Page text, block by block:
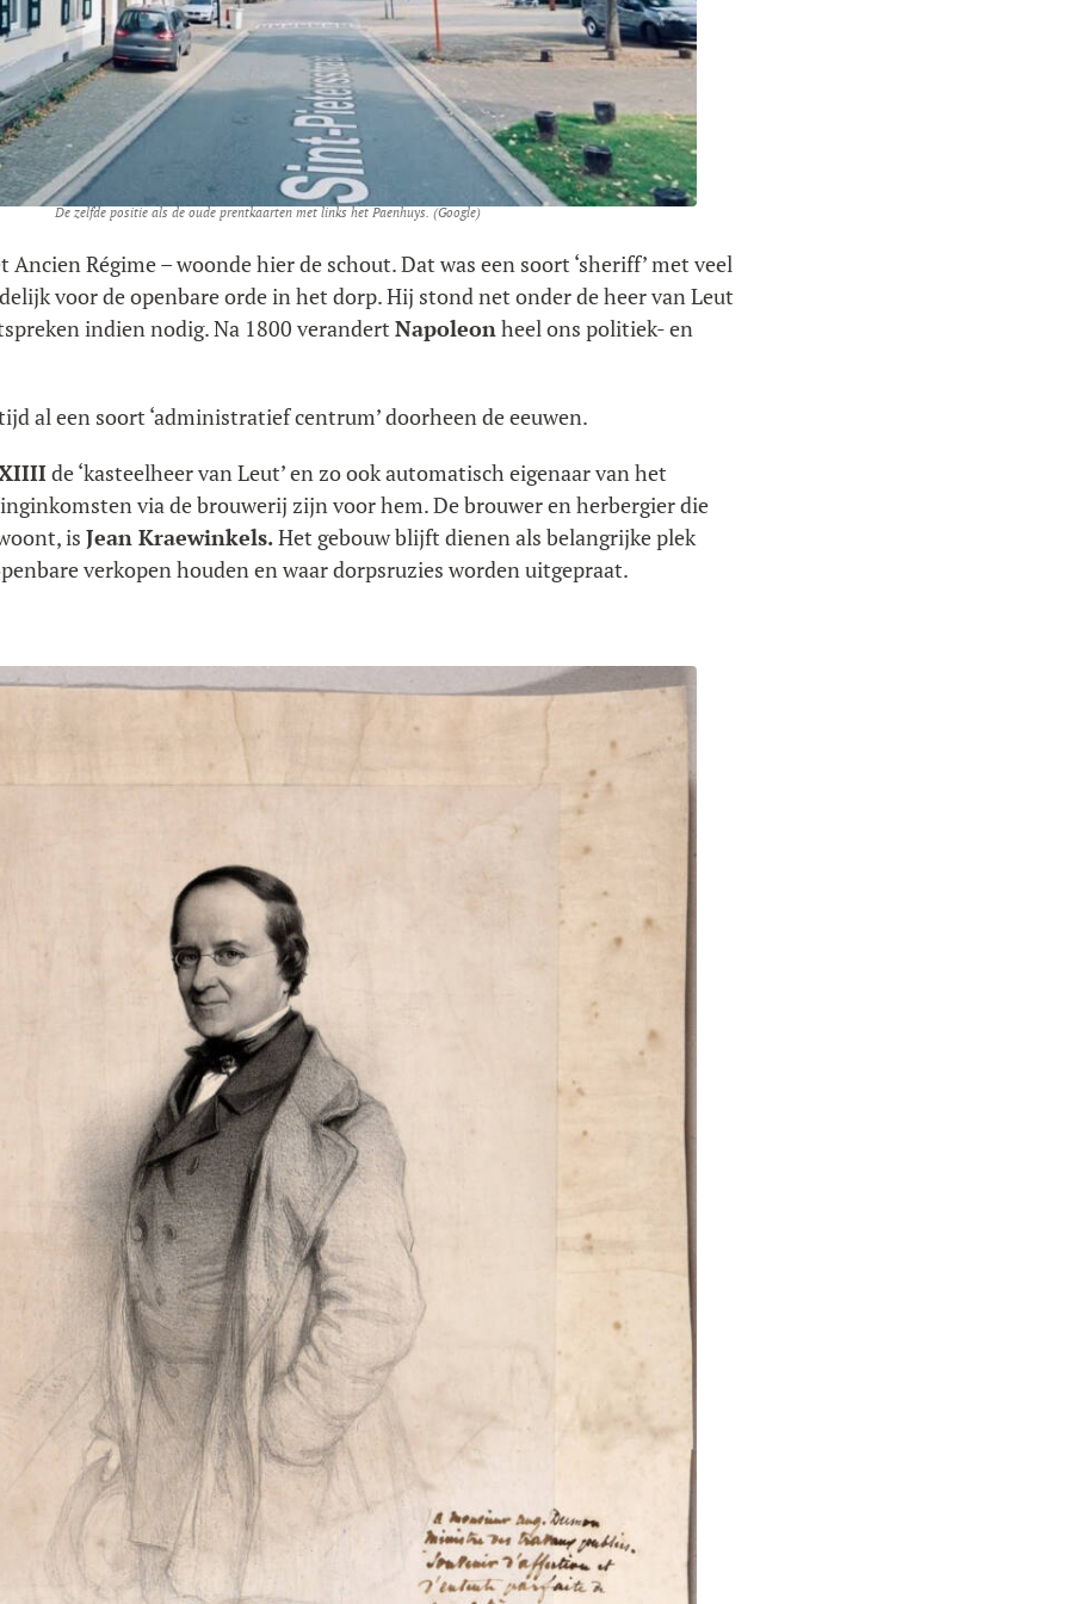
De zelfde positie als de oude prentkaarten met links het Paenhuys. (Google)
Régime – woonde hier de schout. Dat was een soort ‘sheriff’ met veel
voor de openbare orde in het dorp. Hij stond net onder de heer van Leut
indien nodig. Na 1800 verandert Napoleon heel ons politiek- en
al een soort ‘administratief centrum’ doorheen de eeuwen.
de ‘kasteelheer van Leut’ en zo ook automatisch eigenaar van het
via de brouwerij zijn voor hem. De brouwer en herbergier die
is Jean Kraewinkels.Het gebouw blijft dienen als belangrijke plek
verkopen houden en waar dorpsruzies worden uitgepraat.